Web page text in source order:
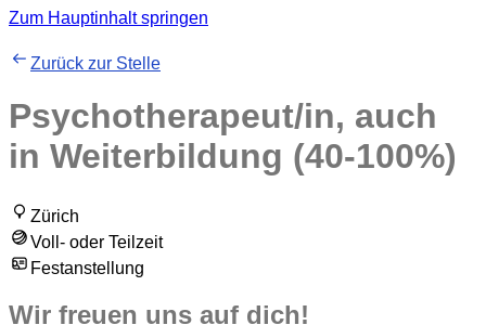
Zum Hauptinhalt springen
Zurück zur Stelle
Psychotherapeut/in, auch
in Weiterbildung (40-100%)
Zürich
Voll- oder Teilzeit
Festanstellung
Wir freuen uns auf dich!